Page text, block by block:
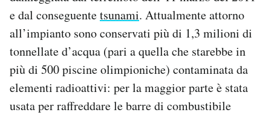
e dal conseguentetsunami. Attualmente attorno
all’impianto sono conservati più di 1,3 milioni di
tonnellate d’acqua (pari a quella che starebbe in
più di 500 piscine olimpioniche) contaminata da
elementi radioattivi: per la maggior parte è stata
usata per raffreddare le barre di combustibile